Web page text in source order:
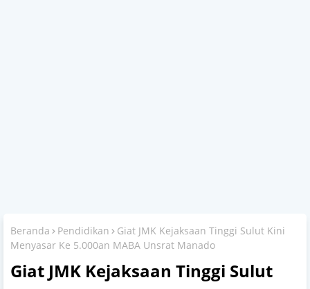
Beranda Pendidikan
Giat JMK Kejaksaan Tinggi Sulut Kini
Menyasar Ke 5.000an MABA Unsrat Manado
Giat JMK Kejaksaan Tinggi Sulut